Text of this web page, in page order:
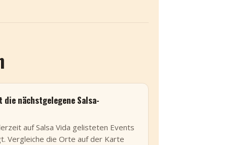
nächstgelegene Salsa-
auf Salsa Vida gelisteten Events
Vergleiche die Orte auf der Karte